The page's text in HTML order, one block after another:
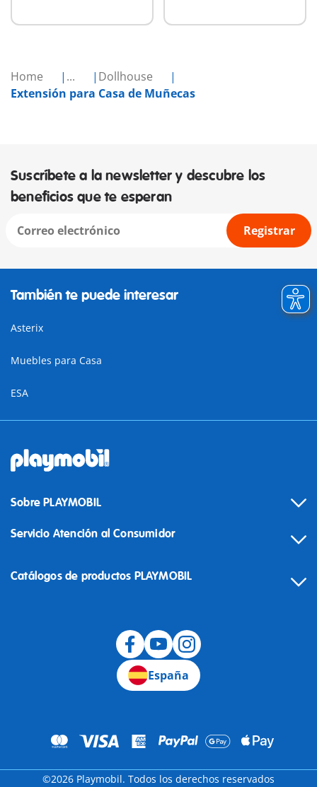
Home ...
Dollhouse
Extensión para Casa de Muñecas
Suscríbete a la newsletter y descubre los
beneficios que te esperan
Registrar
También te puede interesar
Asterix
Muebles para Casa
ESA
Sobre PLAYMOBIL
Servicio Atención al Consumidor
Catálogos de productos PLAYMOBIL
España
©2026 Playmobil. Todos los derechos reservados